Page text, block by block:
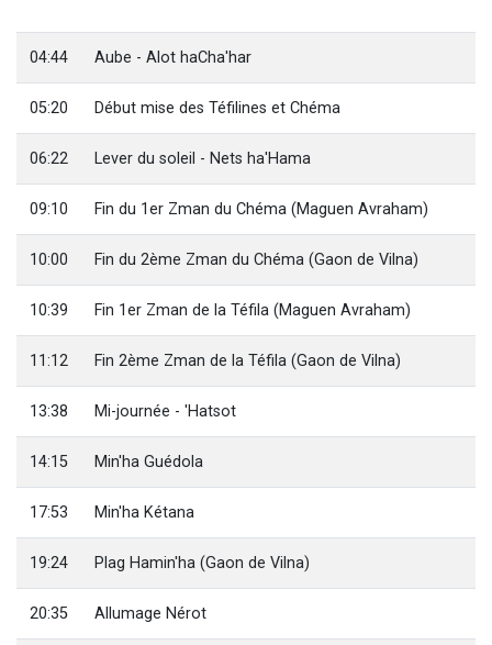
30 personnes viennent de faire un don pour Sauvez la jambe de Yohan
Il reste 49 places pour étudier en groupe sur Zoom
12 nouvelles musiques dans Torah-Box Music
04:44 Aube - Alot haCha'har
05:20 Début mise des Téfilines et Chéma
06:22 Lever du soleil - Nets ha'Hama
09:10 Fin du 1er Zman du Chéma (Maguen Avraham)
10:00 Fin du 2ème Zman du Chéma (Gaon de Vilna)
10:39 Fin 1er Zman de la Téfila (Maguen Avraham)
11:12 Fin 2ème Zman de la Téfila (Gaon de Vilna)
13:38 Mi-journée - 'Hatsot
14:15 Min'ha Guédola
17:53 Min'ha Kétana
19:24 Plag Hamin'ha (Gaon de Vilna)
20:35 Allumage Nérot